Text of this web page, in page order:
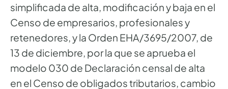
simplificada de alta, modificación y baja en el
Censo de empresarios, profesionales y
retenedores, y la Orden EHA/3695/2007, de
13 de diciembre, por la que se aprueba el
modelo 030 de Declaración censal de alta
en el Censo de obligados tributarios, cambio